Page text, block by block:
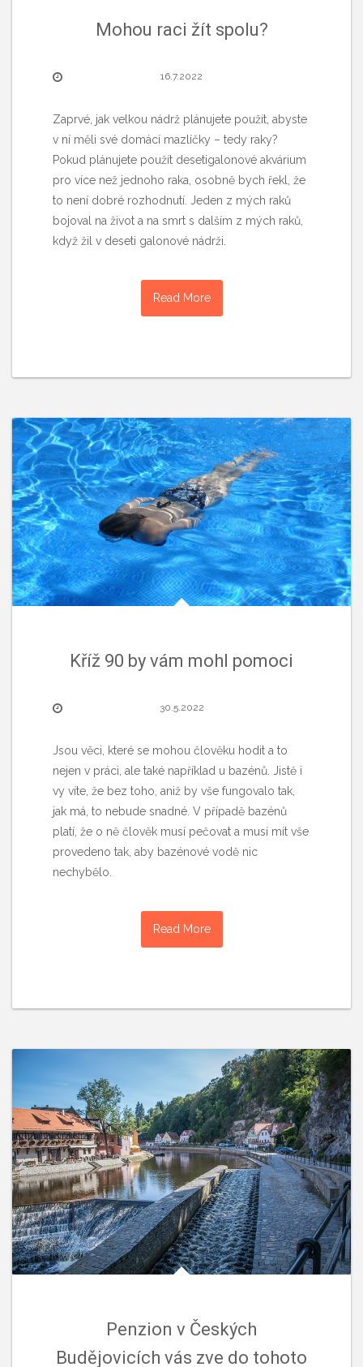
Mohou raci žít spolu?
16.7.2022
Zaprvé, jak velkou nádrž plánujete použít, abyste
v ní měli své domácí mazlíčky – tedy raky?
Pokud plánujete použít desetigalonové akvárium
pro více než jednoho raka, osobně bych řekl, že
to není dobré rozhodnutí. Jeden z mých raků
bojoval na život a na smrt s dalším z mých raků,
když žil v deseti galonové nádrži.
Read More
Kříž 90 by vám mohl pomoci
30.5.2022
Jsou věci, které se mohou člověku hodit a to
nejen v práci, ale také například u bazénů. Jistě i
vy víte, že bez toho, aniž by vše fungovalo tak,
jak má, to nebude snadné. V případě bazénů
platí, že o ně člověk musí pečovat a musí mít vše
provedeno tak, aby bazénové vodě nic
nechybělo.
Read More
Penzion v Českých
Budějovicích vás zve do tohoto